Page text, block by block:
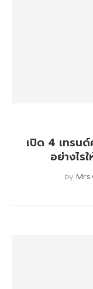
เปิด 4 เทรน
อย่างไร
by